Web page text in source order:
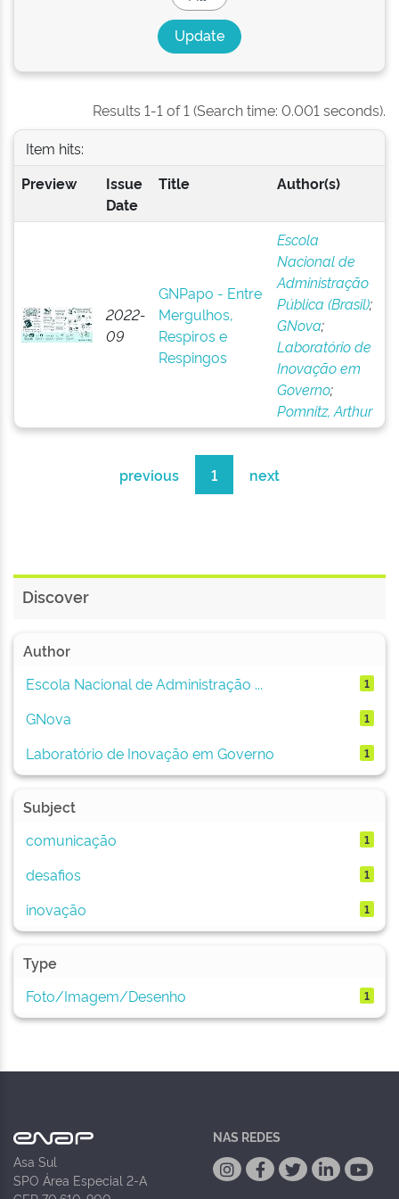
Results 1-1 of 1 (Search time: 0.001 seconds).
Item hits:
Preview
Issue
Date
Title Author(s)
2022-
09
GNPapo - Entre
Mergulhos,
Respiros e
Respingos
Escola
Nacional de
Administração
Pública (Brasil);
GNova;
Laboratório de
Inovação em
Governo;
Pomnitz, Arthur
previous 1 next
Discover
Author
Escola Nacional de Administração ...
1
GNova 1
Laboratório de Inovação em Governo 1
Subject
comunicação
1
desafios 1
inovação 1
Type
Foto/Imagem/Desenho
1
Asa Sul
SPO Área Especial 2-A
NAS REDES